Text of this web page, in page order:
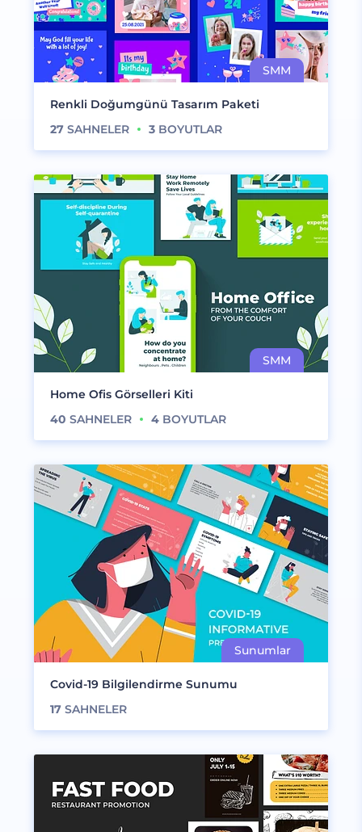
Renkli Doğumgünü Tasarım Paketi
27 SAHNELER 3 BOYUTLAR
Home Ofis Görselleri Kiti
40 SAHNELER 4 BOYUTLAR
Covid-19 Bilgilendirme Sunumu
17 SAHNELER